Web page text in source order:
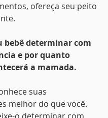
ofereça seu peito
bebê determinar com
e por quanto
a mamada.
suas
melhor do que você.